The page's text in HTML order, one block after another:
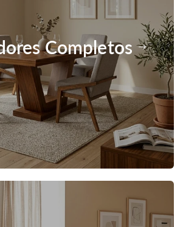
Completos